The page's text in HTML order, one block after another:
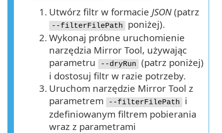
1. Utwórz filtr w formacie JSON(patrz
--filterFilePath
poniżej).
2. Wykonaj próbne uruchomienie
narzędzia Mirror Tool, używając
parametru
--dryRun
(patrz poniżej)
i dostosuj filtr w razie potrzeby.
3. Uruchom narzędzie Mirror Tool z
parametrem
--filterFilePath
i
zdefiniowanym filtrem pobierania
wraz z parametrami